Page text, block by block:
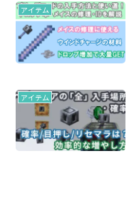
アイテム
アイテム